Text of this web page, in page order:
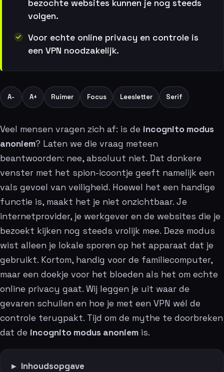
bezochte websites kunnen je nog steeds
volgen.
Voor echte online privacy en controle is
een VPN noodzakelijk.
A- A+ Ruimer Focus Leesletter Serif
Veel mensen vragen zich af: is de incognito modus
anoniem? Laten we die vraag meteen
beantwoorden: nee, absoluut niet. Dat donkere
venster met het spion-icoontje geeft namelijk een
vals gevoel van veiligheid. Hoewel het een handige
functie is, maakt het je niet onzichtbaar. Je
internetprovider, je werkgever en de websites die je
bezoekt kijken nog steeds vrolijk mee. Deze modus
wist alleen je lokale sporen op het apparaat dat je
gebruikt. Kortom, handig voor de familiecomputer,
maar een doekje voor het bloeden als het om echte
online privacy gaat. Wij leggen je uit waar de
gevaren schuilen en hoe je met een VPN wél de
controle terugpakt. Tijd om de mythe te doorbreken
dat de incognito modus anoniem is.
Inhoudsopgave